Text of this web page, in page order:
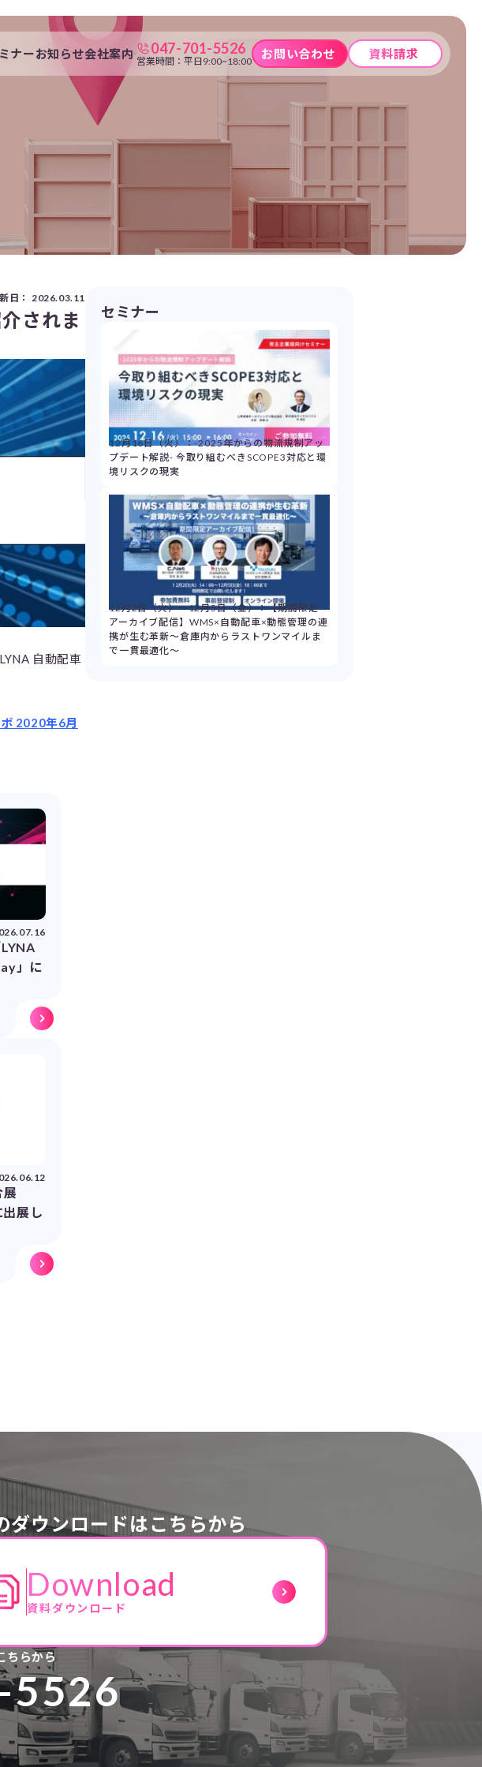
ナーお知らせ会社案内
会社概要
私たちの想い
採用情報
047-701-5526
営業時間：平日9:00~18:00 お問い合わせ 資料請求
日： 2026.03.11
されま
自動配車
2020年6月
」に
展
展し
セミナー
12月16日（火）：-2025年からの物流規制アッ
プデート解説- 今取り組むべきSCOPE3対応と環
境リスクの現実
12月2日（火）～12月5日（金）：【期間限定
アーカイブ配信】WMS×自動配車×動態管理の連
携が生む革新～倉庫内からラストワンマイルま
で一貫最適化～
ダウンロードはこちらから
Download
資料ダウンロード
ちらから
5526